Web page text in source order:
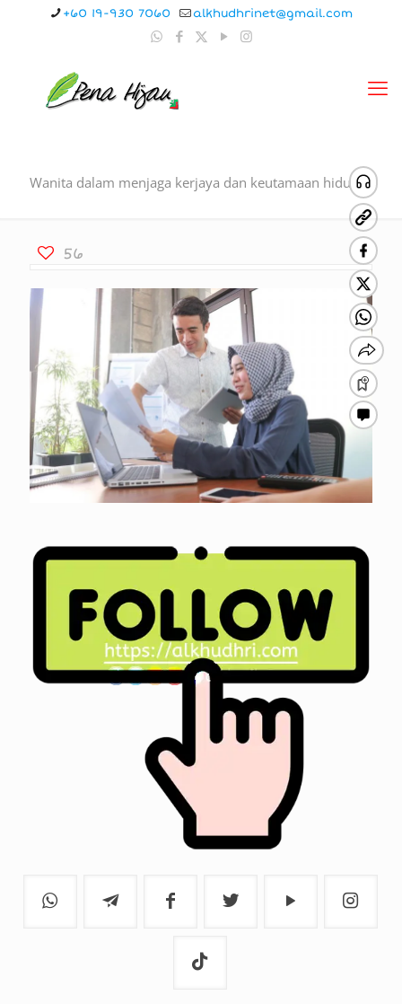
+60 19-930 7060 alkhudhrinet@gmail.com
Wanita dalam menjaga kerjaya dan keutamaan hidup
56